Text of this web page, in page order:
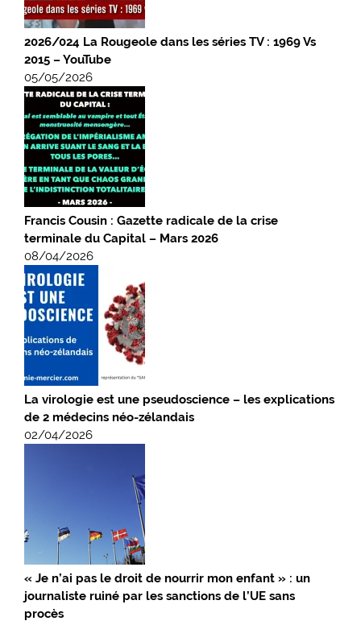
2026/024 La Rougeole dans les séries TV : 1969 Vs
2015 – YouTube
05/05/2026
Francis Cousin : Gazette radicale de la crise
terminale du Capital – Mars 2026
08/04/2026
La virologie est une pseudoscience – les explications
de 2 médecins néo-zélandais
02/04/2026
« Je n’ai pas le droit de nourrir mon enfant » : un
journaliste ruiné par les sanctions de l’UE sans
procès